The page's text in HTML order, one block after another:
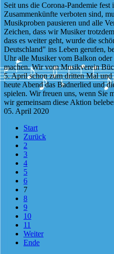
Seit uns die Corona-Pandemie
Zusammenkünfte verboten sind,
Musikproben pausieren und alle
Zeichen, dass wir Musiker
dass es weiter geht, wurde die
Deutschland" ins Leben gerufen,
Uhr alle Musiker vom Balkon oder
machen. Wir vom Musikverein
5. April schon zum dritten Mal und
heute Abend das Badnerlied und
spielen. Wir freuen uns, wenn Sie
wir gemeinsam diese Aktion
05. April 2020
Start
Zurück
2
3
4
5
6
7
8
9
10
11
Weiter
Ende